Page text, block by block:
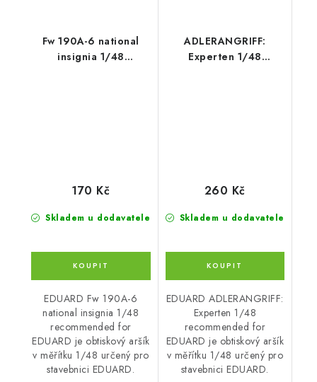
Fw 190A-6 national
insignia 1/48
Skladem u dodavatele
170 Kč
EDUARD Fw 190A-6
national insignia 1/48
recommended for
EDUARD je obtiskový aršík
v měřítku 1/48 určený pro
stavebnici EDUARD.
ADLERANGRIFF:
Experten 1/48
Skladem u dodavatele
260 Kč
EDUARD ADLERANGRIFF:
Experten 1/48
recommended for
EDUARD je obtiskový aršík
v měřítku 1/48 určený pro
stavebnici EDUARD.